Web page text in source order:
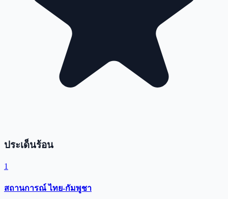
ประเด็นร้อน
1
สถานการณ์ ไทย-กัมพูชา